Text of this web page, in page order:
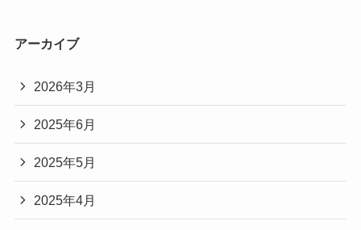
アーカイブ
2026年3月
2025年6月
2025年5月
2025年4月